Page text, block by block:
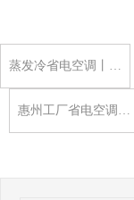
蒸发冷省电空调丨…
惠州工厂省电空调…